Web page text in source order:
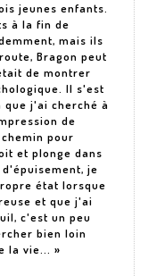
jeunes enfants.
à la fin de
mais ils
Bragon peut
de montrer
Il s'est
j'ai cherché à
de
pour
et plonge dans
je
état lorsque
et que j'ai
c'est un peu
bien loin
la vie... »